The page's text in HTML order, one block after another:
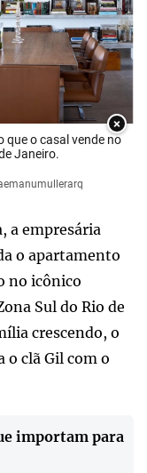
×
que o casal vende no
Janeiro.
a empresária
o apartamento
no icônico
Sul do Rio de
crescendo, o
o clã Gil com o
importam para